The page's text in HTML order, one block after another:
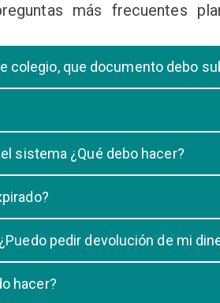
más frecuentes
colegio, que documento debo
sistema ¿Qué debo hacer?
su pago.
pedir devolución de mi
hacer?